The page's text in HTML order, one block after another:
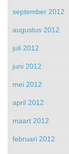
september 2012
augustus 2012
juli 2012
juni 2012
mei 2012
april 2012
maart 2012
februari 2012